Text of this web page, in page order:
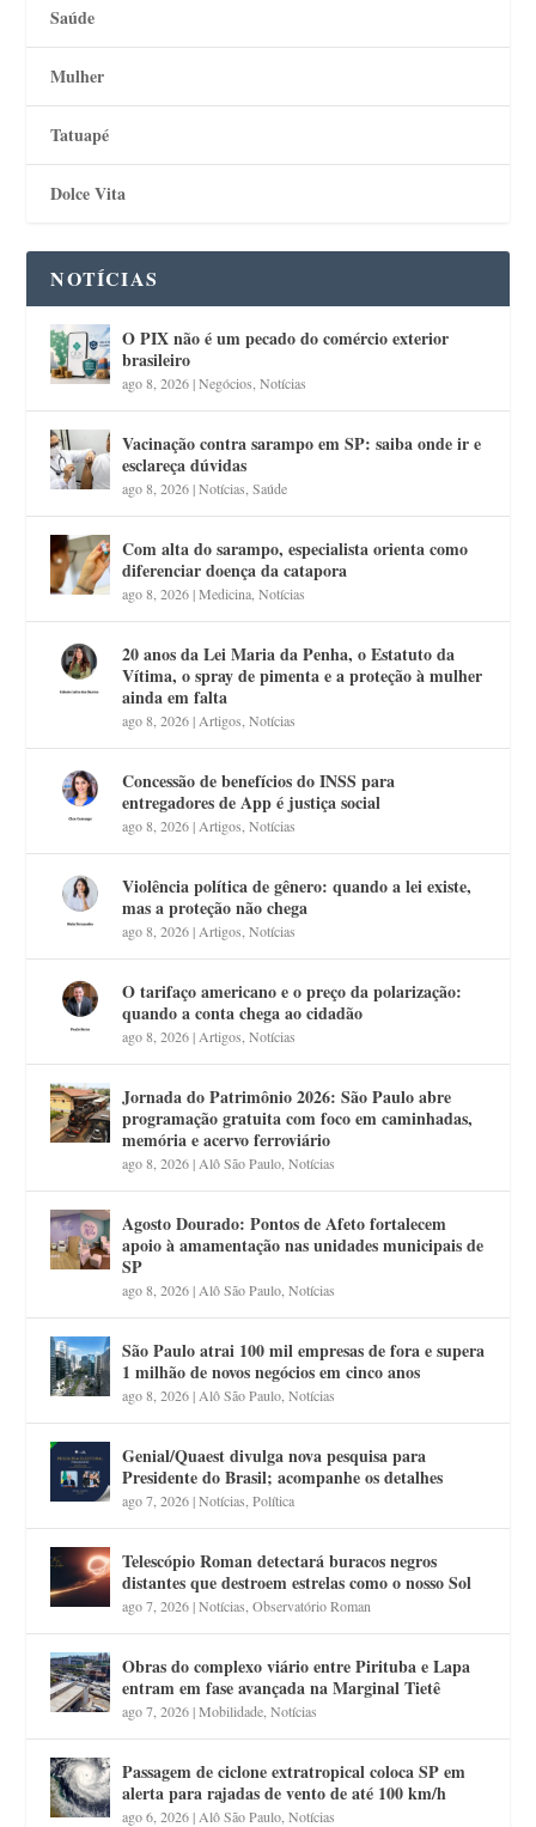
Saúde
Mulher
Tatuapé
Dolce Vita
NOTÍCIAS
O PIX não é um pecado do comércio exterior
brasileiro
ago 8, 2026|Negócios ,Notícias
Vacinação contra sarampo em SP: saiba onde ir e
esclareça dúvidas
ago 8, 2026|Notícias ,Saúde
Com alta do sarampo, especialista orienta como
diferenciar doença da catapora
ago 8, 2026|Medicina ,Notícias
20 anos da Lei Maria da Penha, o Estatuto da
Vítima, o spray de pimenta e a proteção à mulher
ainda em falta
ago 8, 2026| Artigos ,Notícias
Concessão de benefícios do INSS para
entregadores de App é justiça social
ago 8, 2026| Artigos ,Notícias
Violência política de gênero: quando a lei existe,
mas a proteção não chega
ago 8, 2026| Artigos ,Notícias
O tarifaço americano e o preço da polarização:
quando a conta chega ao cidadão
ago 8, 2026| Artigos ,Notícias
Jornada do Patrimônio 2026: São Paulo abre
programação gratuita com foco em caminhadas,
memória e acervo ferroviário
ago 8, 2026| Alô São Paulo ,Notícias
Agosto Dourado: Pontos de Afeto fortalecem
apoio à amamentação nas unidades municipais de
SP
ago 8, 2026| Alô São Paulo ,Notícias
São Paulo atrai 100 mil empresas de fora e supera
1 milhão de novos negócios em cinco anos
ago 8, 2026| Alô São Paulo ,Notícias
Genial/Quaest divulga nova pesquisa para
Presidente do Brasil; acompanhe os detalhes
ago 7, 2026|Notícias ,Política
Telescópio Roman detectará buracos negros
distantes que destroem estrelas como o nosso Sol
ago 7, 2026|Notícias ,Observatório Roman
Obras do complexo viário entre Pirituba e Lapa
entram em fase avançada na Marginal Tietê
ago 7, 2026|Mobilidade ,Notícias
Passagem de ciclone extratropical coloca SP em
alerta para rajadas de vento de até 100 km/h
ago 6, 2026| Alô São Paulo ,Notícias